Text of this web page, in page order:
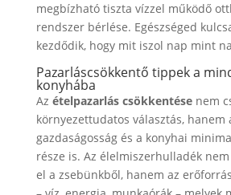
megbízható tiszta vízzel működő
rendszer bérlése. Egészséged
kezdődik, hogy mit iszol nap mint
Pazarláscsökkentő tippek a
konyhába
Az ételpazarlás csökkentésenem
környezettudatos választás, hanem
gazdaságosság és a konyhai
része is. Az élelmiszerhulladék
el a zsebünkből, hanem az